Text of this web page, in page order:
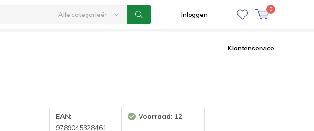
Alle categorieën Inloggen
0
Klantenservice
EAN:
9789045328461
Voorraad: 12